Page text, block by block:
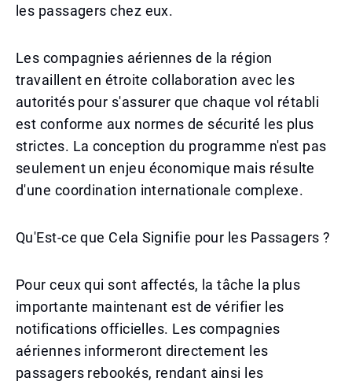
les passagers chez eux.
Les compagnies aériennes de la région
travaillent en étroite collaboration avec les
autorités pour s'assurer que chaque vol rétabli
est conforme aux normes de sécurité les plus
strictes. La conception du programme n'est pas
seulement un enjeu économique mais résulte
d'une coordination internationale complexe.
Qu'Est-ce que Cela Signifie pour les Passagers ?
Pour ceux qui sont affectés, la tâche la plus
importante maintenant est de vérifier les
notifications officielles. Les compagnies
aériennes informeront directement les
passagers rebookés, rendant ainsi les